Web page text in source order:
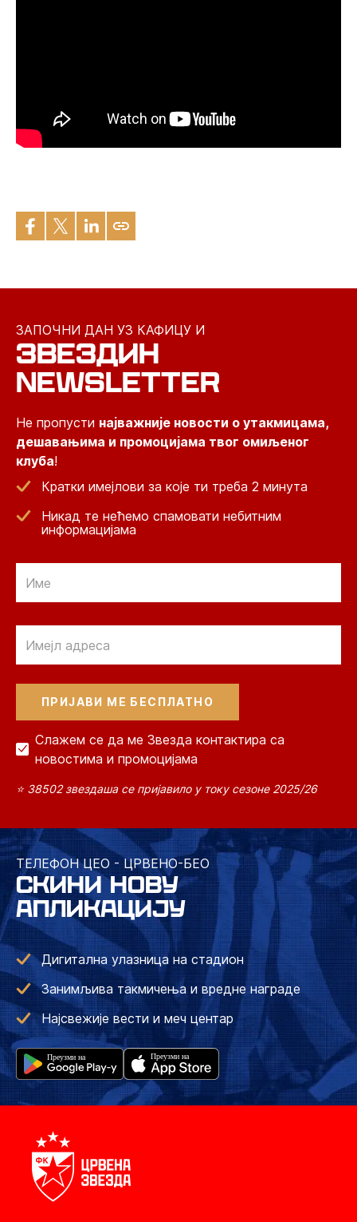
ЗАПОЧНИ ДАН УЗ КАФИЦУ И
ЗВЕЗДИН
NEWSLETTER
Не пропусти најважније новости о утакмицама,
дешавањима и промоцијама твог омиљеног
клуба!
Кратки имејлови за које ти треба 2 минута
Никад те нећемо спамовати небитним
информацијама
Слажем се да ме Звезда контактира са
новостима и промоцијама
⭐ 38502 звездаша се пријавило у току сезоне 2025/26
ТЕЛЕФОН ЦЕО - ЦРВЕНО-БЕО
СКИНИ НОВУ
АПЛИКАЦИЈУ
Дигитална улазница на стадион
Занимљива такмичења и вредне награде
Најсвежије вести и меч центар